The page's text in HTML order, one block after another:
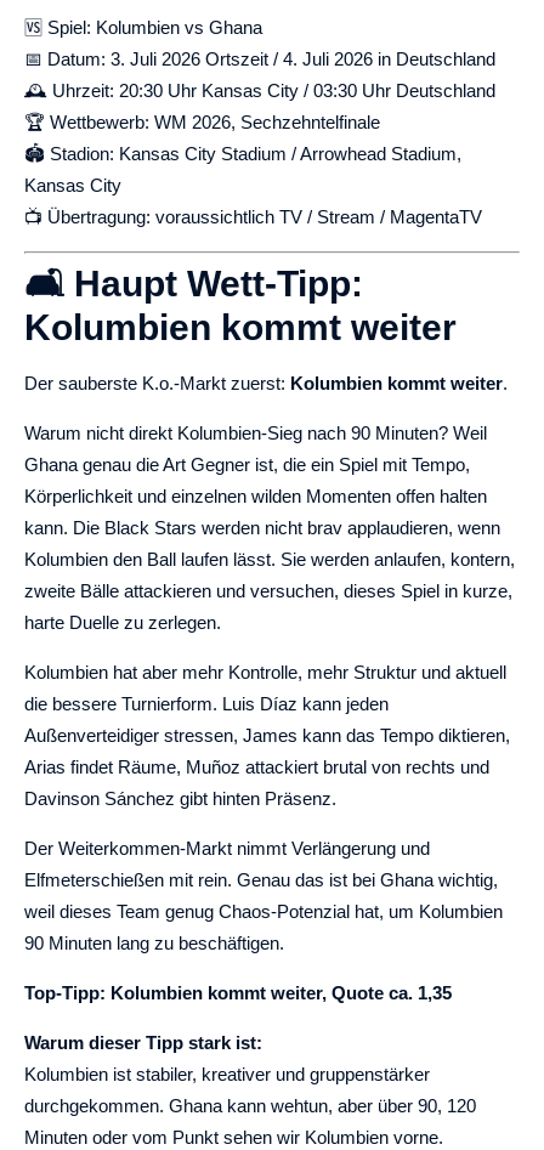
🆚 Spiel: Kolumbien vs Ghana
📅 Datum: 3. Juli 2026 Ortszeit / 4. Juli 2026 in Deutschland
🕰️ Uhrzeit: 20:30 Uhr Kansas City / 03:30 Uhr Deutschland
🏆 Wettbewerb: WM 2026, Sechzehntelfinale
🏟️ Stadion: Kansas City Stadium / Arrowhead Stadium,
Kansas City
📺 Übertragung: voraussichtlich TV / Stream / MagentaTV
🛋️ Haupt Wett-Tipp:
Kolumbien kommt weiter
Der sauberste K.o.-Markt zuerst: Kolumbien kommt weiter.
Warum nicht direkt Kolumbien-Sieg nach 90 Minuten? Weil
Ghana genau die Art Gegner ist, die ein Spiel mit Tempo,
Körperlichkeit und einzelnen wilden Momenten offen halten
kann. Die Black Stars werden nicht brav applaudieren, wenn
Kolumbien den Ball laufen lässt. Sie werden anlaufen, kontern,
zweite Bälle attackieren und versuchen, dieses Spiel in kurze,
harte Duelle zu zerlegen.
Kolumbien hat aber mehr Kontrolle, mehr Struktur und aktuell
die bessere Turnierform. Luis Díaz kann jeden
Außenverteidiger stressen, James kann das Tempo diktieren,
Arias findet Räume, Muñoz attackiert brutal von rechts und
Davinson Sánchez gibt hinten Präsenz.
Der Weiterkommen-Markt nimmt Verlängerung und
Elfmeterschießen mit rein. Genau das ist bei Ghana wichtig,
weil dieses Team genug Chaos-Potenzial hat, um Kolumbien
90 Minuten lang zu beschäftigen.
Top-Tipp: Kolumbien kommt weiter, Quote ca. 1,35
Warum dieser Tipp stark ist:
Kolumbien ist stabiler, kreativer und gruppenstärker
durchgekommen. Ghana kann wehtun, aber über 90, 120
Minuten oder vom Punkt sehen wir Kolumbien vorne.